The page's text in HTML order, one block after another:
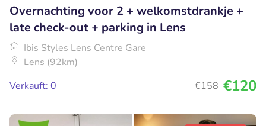
Overnachting voor 2 + welkomstdrankje +
late check-out + parking in Lens
Ibis Styles Lens Centre Gare
Lens (92km)
Verkauft: 0
€158 €120